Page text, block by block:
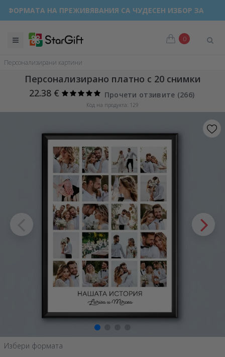
РАЗПРОДАЖБА 🌴 ДО -40% ОТСТЪПКА ЗА НАД 100
0
Персонализирани картини
Персонализирано платно с 20 снимки
22.38 €
Прочети отзивите (266)
Код на продукта: 129
Избери формата